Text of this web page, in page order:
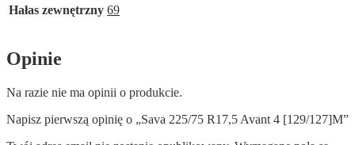
Hałas zewnętrzny 69
Opinie
Na razie nie ma opinii o produkcie.
Napisz pierwszą opinię o „Sava 225/75 R17,5 Avant 4 [129/127]M”